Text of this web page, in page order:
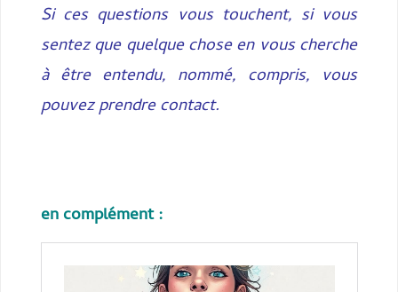
Si ces questions vous touchent, si vous
sentez que quelque chose en vous cherche
à être entendu, nommé, compris, vous
pouvez prendre contact.
en complément :